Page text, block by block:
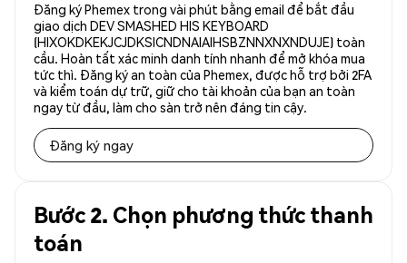
Đăng ký Phemex trong vài phút bằng email để bắt đầu
giao dịch DEV SMASHED HIS KEYBOARD
(HIXOKDKEKJCJDKSICNDNAIAIHSBZNNXNXNDUJE) toàn
cầu. Hoàn tất xác minh danh tính nhanh để mở khóa mua
tức thì. Đăng ký an toàn của Phemex, được hỗ trợ bởi 2FA
và kiểm toán dự trữ, giữ cho tài khoản của bạn an toàn
ngay từ đầu, làm cho sàn trở nên đáng tin cậy.
Đăng ký ngay
Bước 2. Chọn phương thức thanh
toán